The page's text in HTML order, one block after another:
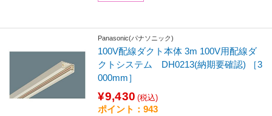
Panasonic(パナソニック)
100V配線ダクト本体 3m 100V用配線ダ
クトシステム DH0213(納期要確認) ［3
000mm］
¥9,430 (税込)
ポイント：943